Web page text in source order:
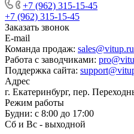
+7 (962) 315-15-45
+7 (962) 315-15-45
Заказать звонок
E-mail
Команда продаж: sales@vitup.ru
Работа с заводчиками:
Поддержка сайта:
Адрес
г. Екатеринбург, пер.
Режим работы
Будни: с 8:00 до 17:00
Сб и Вс - выходной